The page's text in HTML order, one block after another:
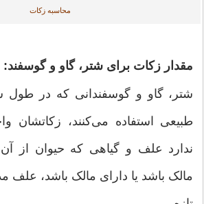
محاسبه زکات
مقدار زکات برای شتر، گاو و گوسفند:
شتر، گاو و گوسفندانی که در طول
طبیعی استفاده می‌‌کنند،
ندارد علف و گیاهی که حیوان از
مالک باشد یا دارای مالک باشد، علف